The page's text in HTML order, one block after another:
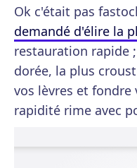
Ok c'était pas
demandé d'élire la
restauration rapide
dorée, la plus
vos lèvres et fondre
rapidité rime avec